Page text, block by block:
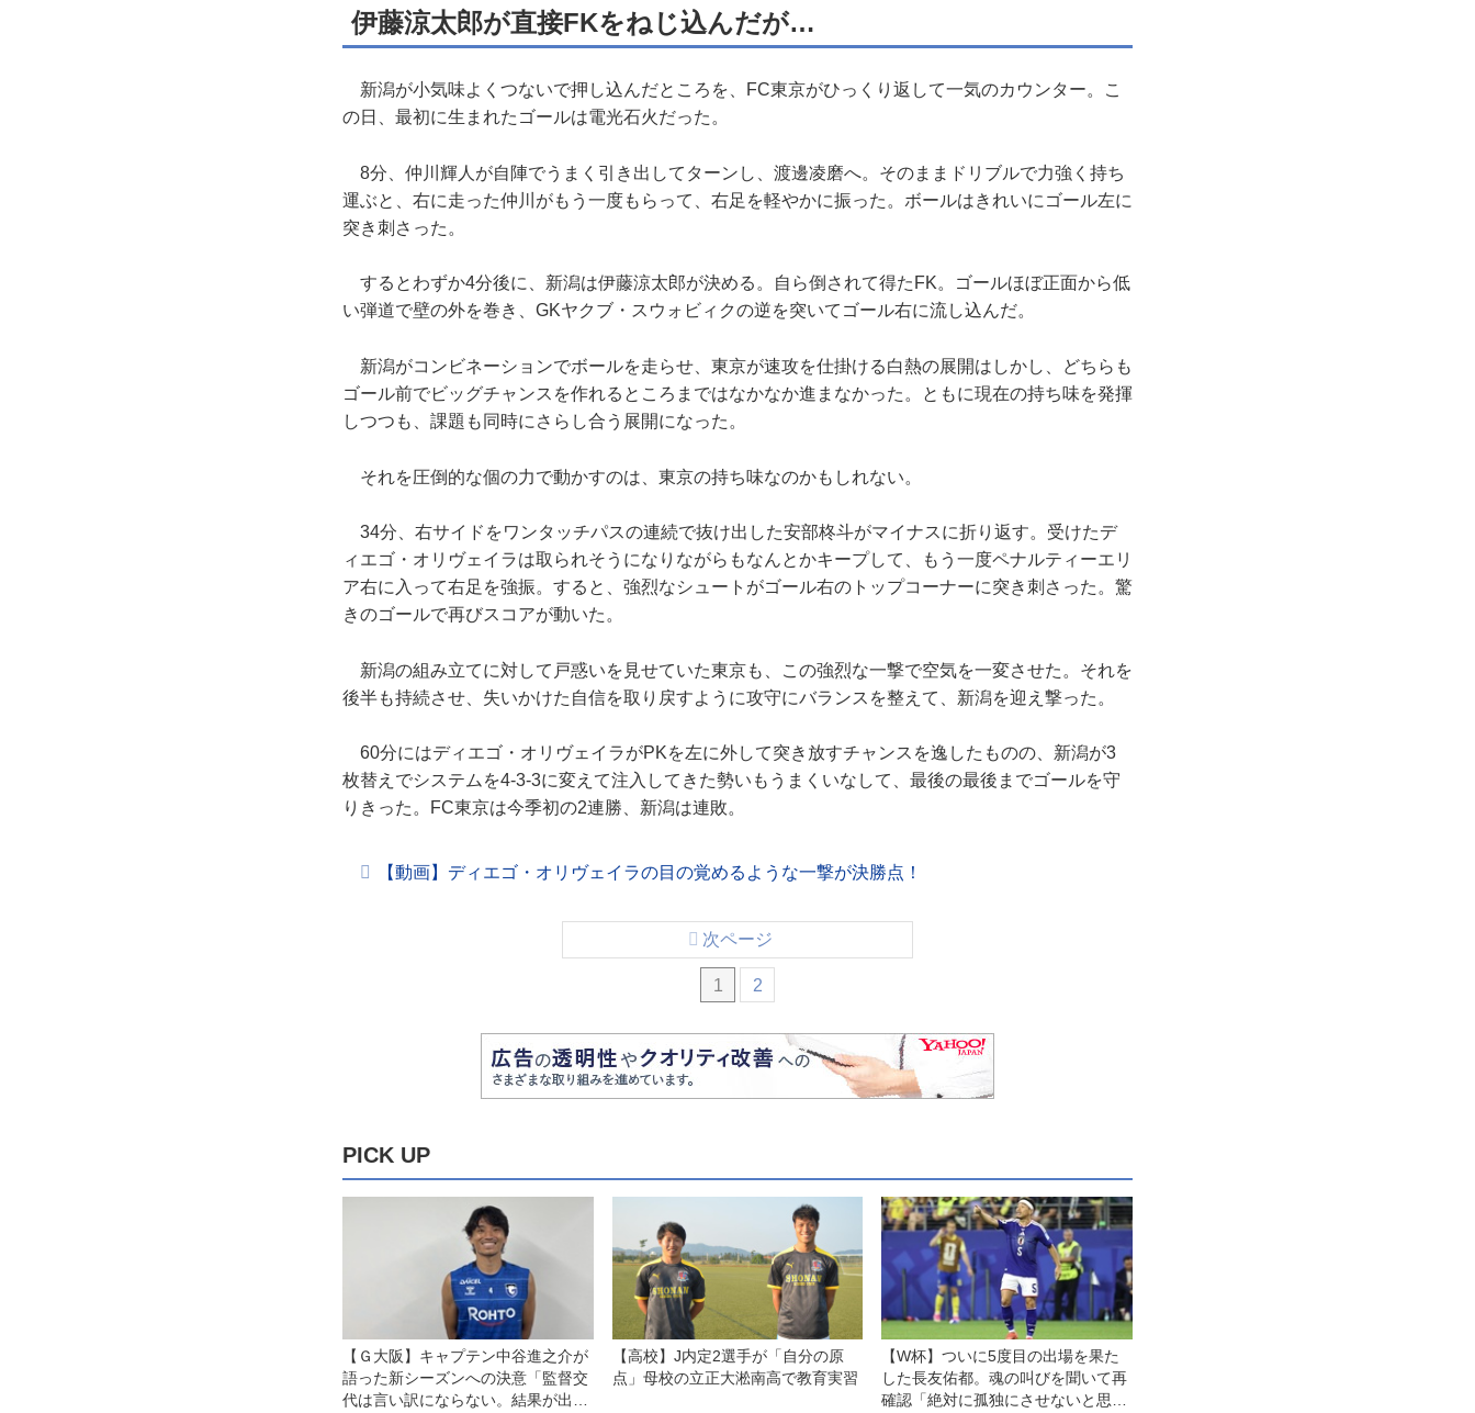
伊藤涼太郎が直接FKをねじ込んだが…
新潟が小気味よくつないで押し込んだところを、FC東京がひっくり返して一気のカウンター。こ
の日、最初に生まれたゴールは電光石火だった。
8分、仲川輝人が自陣でうまく引き出してターンし、渡邊凌磨へ。そのままドリブルで力強く持ち
運ぶと、右に走った仲川がもう一度もらって、右足を軽やかに振った。ボールはきれいにゴール左に
突き刺さった。
するとわずか4分後に、新潟は伊藤涼太郎が決める。自ら倒されて得たFK。ゴールほぼ正面から低
い弾道で壁の外を巻き、GKヤクブ・スウォビィクの逆を突いてゴール右に流し込んだ。
新潟がコンビネーションでボールを走らせ、東京が速攻を仕掛ける白熱の展開はしかし、どちらも
ゴール前でビッグチャンスを作れるところまではなかなか進まなかった。ともに現在の持ち味を発揮
しつつも、課題も同時にさらし合う展開になった。
それを圧倒的な個の力で動かすのは、東京の持ち味なのかもしれない。
34分、右サイドをワンタッチパスの連続で抜け出した安部柊斗がマイナスに折り返す。受けたデ
ィエゴ・オリヴェイラは取られそうになりながらもなんとかキープして、もう一度ペナルティーエリ
ア右に入って右足を強振。すると、強烈なシュートがゴール右のトップコーナーに突き刺さった。驚
きのゴールで再びスコアが動いた。
新潟の組み立てに対して戸惑いを見せていた東京も、この強烈な一撃で空気を一変させた。それを
後半も持続させ、失いかけた自信を取り戻すように攻守にバランスを整えて、新潟を迎え撃った。
60分にはディエゴ・オリヴェイラがPKを左に外して突き放すチャンスを逸したものの、新潟が3
枚替えでシステムを4-3-3に変えて注入してきた勢いもうまくいなして、最後の最後までゴールを守
りきった。FC東京は今季初の2連勝、新潟は連敗。
【動画】ディエゴ・オリヴェイラの目の覚めるような一撃が決勝点！
1 2
次ページ
PICK UP
【Ｇ大阪】キャプテン中谷進之介が
語った新シーズンへの決意「監督交
代は言い訳にならない。結果が出せ
【高校】J内定2選手が「自分の原
点」母校の立正大淞南高で教育実習
【W杯】ついに5度目の出場を果た
した長友佑都。魂の叫びを聞いて再
確認「絶対に孤独にさせないと思っ